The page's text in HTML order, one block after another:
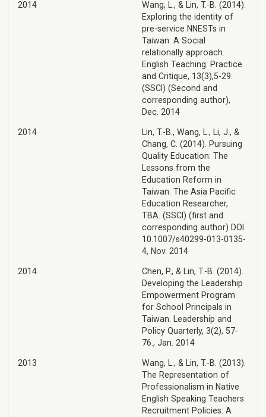
2014
Wang, L., & Lin, T.-B. (2014).
Exploring the identity of
pre-service NNESTs in
Taiwan: A Social
relationally approach.
English Teaching: Practice
and Critique, 13(3),5-29.
(SSCI) (Second and
corresponding author),
Dec. 2014
2014
Lin, T.-B., Wang, L., Li, J., &
Chang, C. (2014). Pursuing
Quality Education: The
Lessons from the
Education Reform in
Taiwan. The Asia Pacific
Education Researcher,
TBA. (SSCI) (first and
corresponding author) DOI
10.1007/s40299-013-0135-
4, Nov. 2014
2014
Chen, P., & Lin, T.-B. (2014).
Developing the Leadership
Empowerment Program
for School Principals in
Taiwan. Leadership and
Policy Quarterly, 3(2), 57-
76., Jan. 2014
2013
Wang, L., & Lin, T.-B. (2013).
The Representation of
Professionalism in Native
English Speaking Teachers
Recruitment Policies: A